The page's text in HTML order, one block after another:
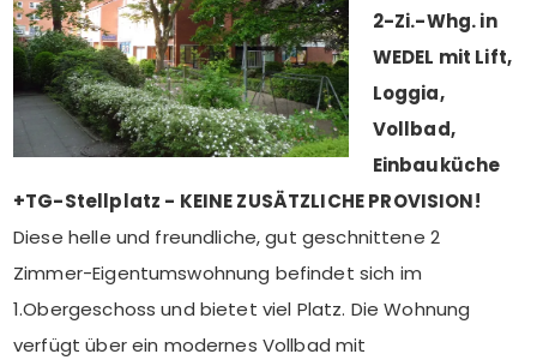
2-Zi.-Whg. in
WEDEL mit Lift,
Loggia,
Vollbad,
Einbauküche
+TG-Stellplatz - KEINE ZUSÄTZLICHE PROVISION!
Diese helle und freundliche, gut geschnittene 2
Zimmer-Eigentumswohnung befindet sich im
1.Obergeschoss und bietet viel Platz. Die Wohnung
verfügt über ein modernes Vollbad mit